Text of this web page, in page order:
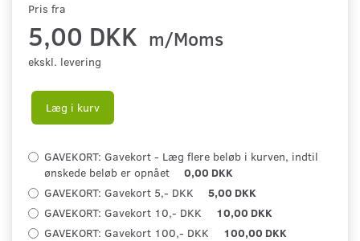
Pris fra
5,00 DKK m/Moms
ekskl. levering
Læg i kurv
GAVEKORT: Gavekort - Læg flere beløb i kurven, indtil
ønskede beløb er opnået
0,00 DKK
GAVEKORT: Gavekort 5,- DKK
5,00 DKK
GAVEKORT: Gavekort 10,- DKK
10,00 DKK
GAVEKORT: Gavekort 100,- DKK
100,00 DKK